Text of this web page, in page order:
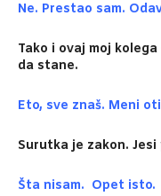
Ne. Prestao sam.
Tako i ovaj moj
da stane.
Eto, sve znaš. Meni
Surutka je zakon. Jesi
Šta nisam. Opet isto.